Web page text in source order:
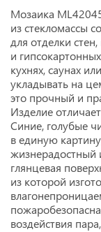
Мозаика
из стекломассы
для отделки
и
кухнях, саунах
укладывать на
это прочный и
Изделие
Синие, голубые
в единую
жизнерадостный
глянцевая
из которой
воздействия